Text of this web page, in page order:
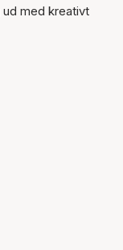
med kreativt